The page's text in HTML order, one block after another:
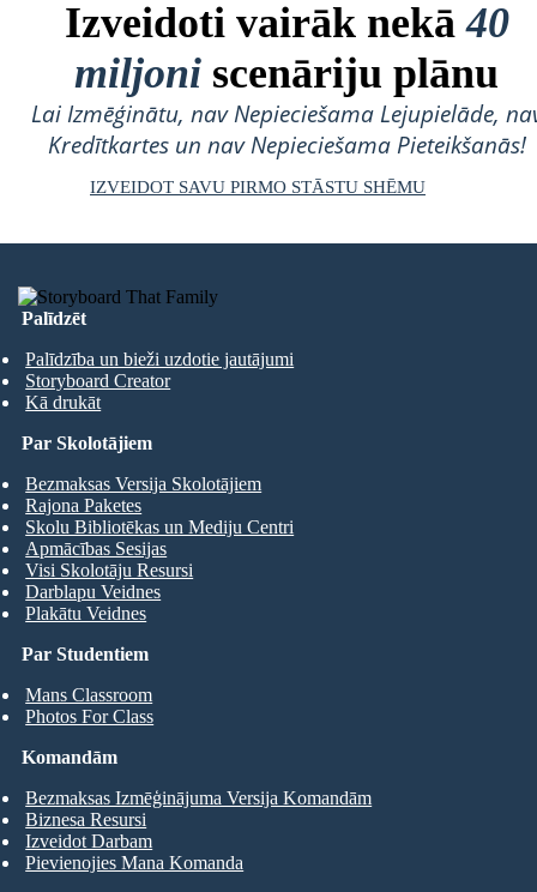
Izveidoti vairāk nekā40
miljoni scenāriju plānu
Lai Izmēģinātu, nav Nepieciešama Lejupielāde,
Kredītkartes un nav Nepieciešama Pieteikšanās!
IZVEIDOT SAVU PIRMO STĀSTU SHĒMU
Palīdzēt
Palīdzība un bieži uzdotie jautājumi
Storyboard Creator
Kā drukāt
Par Studentiem
Mans Classroom
Photos For Class
Par Skolotājiem
Bezmaksas Versija Skolotājiem
Rajona Paketes
Skolu Bibliotēkas un Mediju Centri
Apmācības Sesijas
Visi Skolotāju Resursi
Darblapu Veidnes
Plakātu Veidnes
Komandām
Bezmaksas Izmēģinājuma Versija Komandām
Biznesa Resursi
Izveidot Darbam
Pievienojies Mana Komanda